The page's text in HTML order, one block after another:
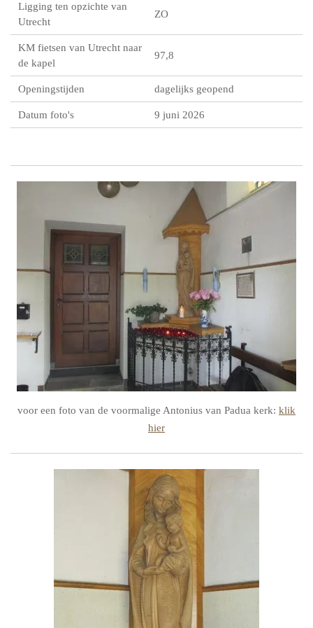
Ligging ten opzichte van
Utrecht
ZO
KM fietsen van Utrecht naar
de kapel
97,8
Openingstijden dagelijks geopend
Datum foto's 9 juni 2026
voor een foto van de voormalige Antonius van Padua kerk: klik
hier